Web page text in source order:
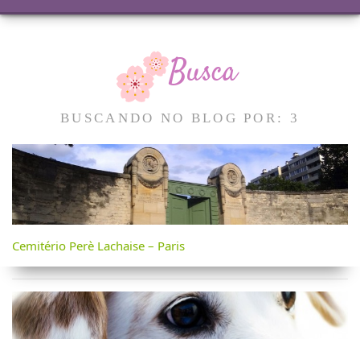
Busca
BUSCANDO NO BLOG POR: 3
Cemitério Perè Lachaise – Paris